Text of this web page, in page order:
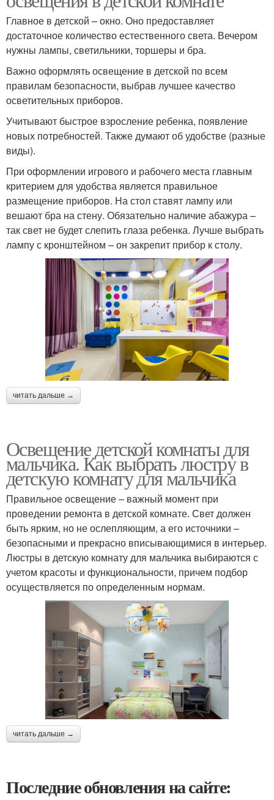
Главное в детской – окно. Оно предоставляет
достаточное количество естественного света. Вечером
нужны лампы, светильники, торшеры и бра.
Важно оформлять освещение в детской по всем
правилам безопасности, выбрав лучшее качество
осветительных приборов.
Учитывают быстрое взросление ребенка, появление
новых потребностей. Также думают об удобстве (разные
виды).
При оформлении игрового и рабочего места главным
критерием для удобства является правильное
размещение приборов. На стол ставят лампу или
вешают бра на стену. Обязательно наличие абажура –
так свет не будет слепить глаза ребенка. Лучше выбрать
лампу с кронштейном – он закрепит прибор к столу.
читать дальше →
Освещение детской комнаты для
мальчика. Как выбрать люстру в
детскую комнату для мальчика
Правильное освещение – важный момент при
проведении ремонта в детской комнате. Свет должен
быть ярким, но не ослепляющим, а его источники –
безопасными и прекрасно вписывающимися в интерьер.
Люстры в детскую комнату для мальчика выбираются с
учетом красоты и функциональности, причем подбор
осуществляется по определенным нормам.
читать дальше →
Последние обновления на сайте: